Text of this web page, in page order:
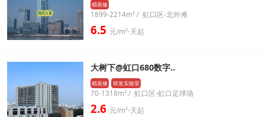
精装修
1899-2214m² / 虹口区-北外滩
6.5 元/m²⋅天起
大树下@虹口680数字..
精装修 研发实验室
70-1318m² / 虹口区-虹口足球场
2.6 元/m²⋅天起